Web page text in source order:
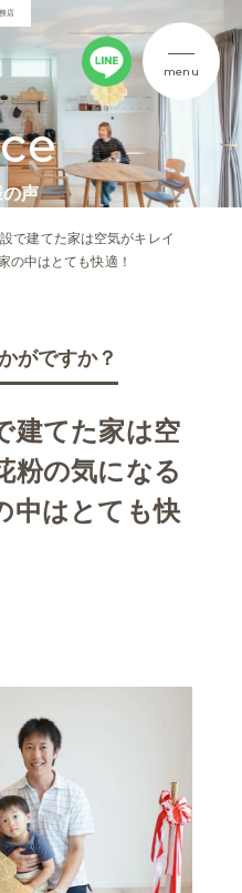
店
menu
の声
で建てた家は空気がキレイ
の中はとても快適！
がですか？
建てた家は空
粉の気になる
中はとても快